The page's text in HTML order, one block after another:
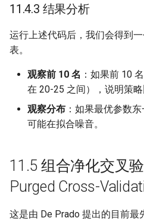
11.4.3 结果分析
运行上述代码后，我们会得到
表。
观察前 10 名 ：如果前 10
在 20-25 之间），说明策略
观察分布 ：如果最优参数
可能在拟合噪音。
11.5 组合净化交叉
Purged Cross-
这是由 De Prado 提出的目前最